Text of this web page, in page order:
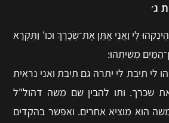
ג׳
לִי וַאֲנִי אֶתֵּן אֶת־שְׂכָרֵךְ וכו' וַתִּקְרָא
מְשִׁיתִהוּ:
לי תיבת לי יתרה גם תיבת ואני נראית
שכרך. ותו להבין שם משה דהול"ל
הוא מוציא אחרים. ואפשר בהקדים